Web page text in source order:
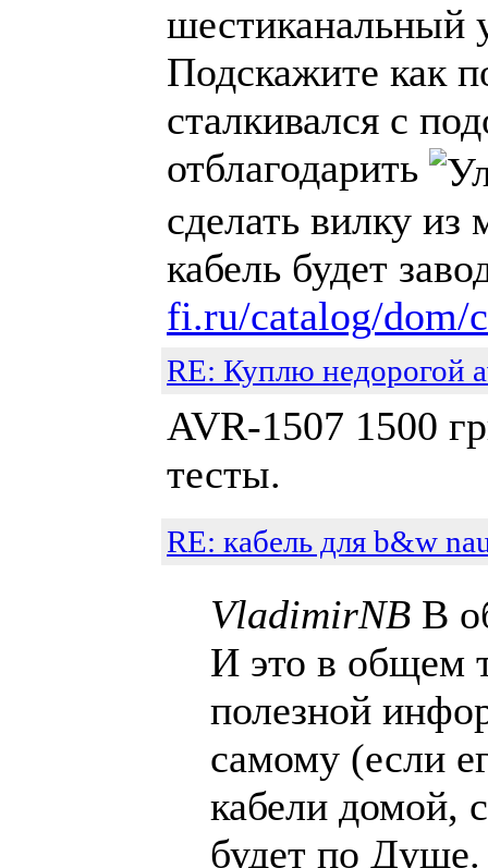
шестиканальный
Подскажите как
сталкивался с
отблагодарить
сделать вилку из
кабель будет
fi.ru/catalog/dom/
RE: Куплю недорогой
AVR-1507 1500
тесты.
RE: кабель для b&w
VladimirNB В
И это в общем
полезной
самому (если
кабели домой,
будет по